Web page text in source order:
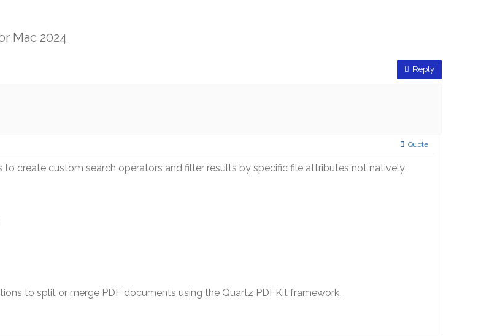
Mac 2024
Reply
Quote
create custom search operators and filter results by specific file attributes not natively
to split or merge PDF documents using the Quartz PDFKit framework.